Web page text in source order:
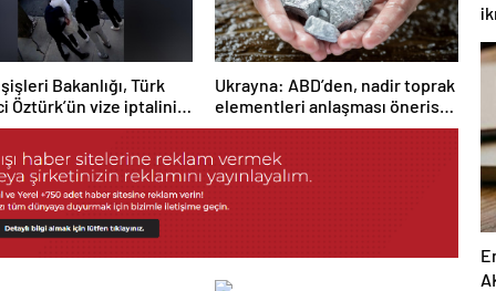
Bakanlığı, Türk
Öztürk’ün vize iptalini
Ukrayna: ABD’den, nadir toprak
elementleri anlaşması önerisi
bugün resmi olarak alındı